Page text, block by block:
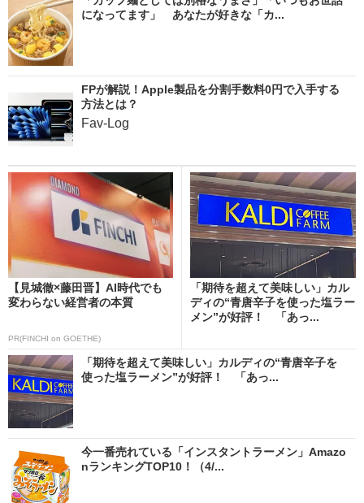
になってます」 あなたが好きな「カ...
FPが解説！Apple製品を分割手数料0円で入手する
方法とは？
Fav-Log
【見城徹×藤田晋】AI時代でも
変わらない経営者の本質
PR(FINCHI on GOETHE)
「期待を超えて美味しい」カル
ディの“青唐辛子を使った塩ラー
メン”が好評！ 「あっ...
「期待を超えて美味しい」カルディの“青唐辛子を
使った塩ラーメン”が好評！ 「あっ...
今一番売れている「インスタントラーメン」Amazo
nランキングTOP10！（4/...